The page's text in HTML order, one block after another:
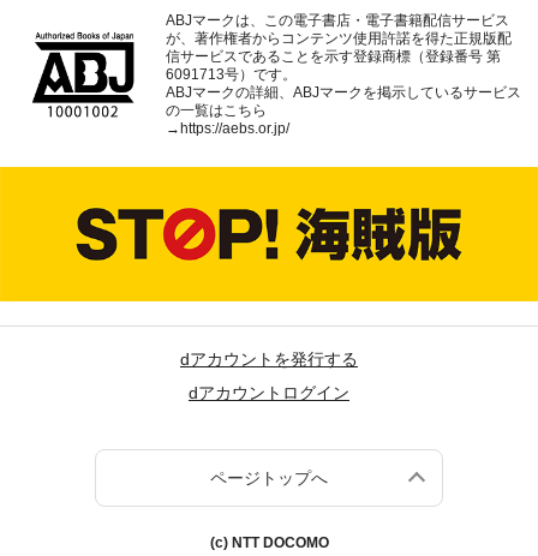
ABJマークは、この電子書店・電子書籍配信サービス
が、著作権者からコンテンツ使用許諾を得た正規版配
信サービスであることを示す登録商標（登録番号 第
6091713号）です。
ABJマークの詳細、ABJマークを掲示しているサービス
の一覧はこちら
→ https://aebs.or.jp/
dアカウントを発行する
dアカウントログイン
ページトップへ
(c) NTT DOCOMO